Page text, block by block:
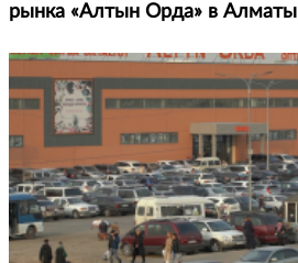
рынка «Алтын Орда» в Алматы